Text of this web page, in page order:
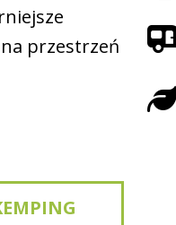
przestrzeń